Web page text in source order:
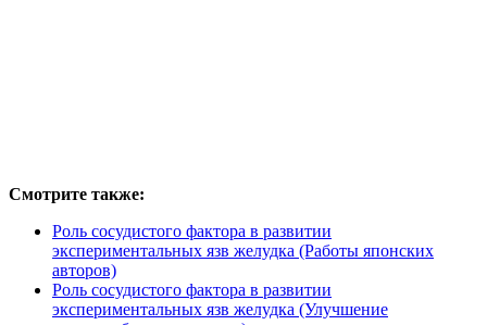
Смотрите также:
Роль сосудистого фактора в развитии
экспериментальных язв желудка (Работы японских
авторов)
Роль сосудистого фактора в развитии
экспериментальных язв желудка (Улучшение